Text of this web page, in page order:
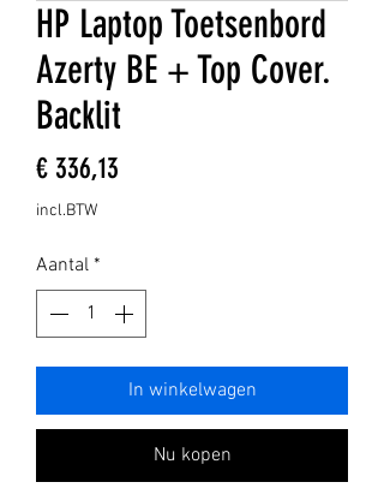
HP Laptop Toetsenbord
Azerty BE + Top Cover.
Backlit
€ 336,13
incl.BTW
Aantal *
In winkelwagen
Nu kopen